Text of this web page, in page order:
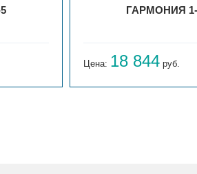
ГАРМОНИЯ 1-
Цена: 18 844 руб.